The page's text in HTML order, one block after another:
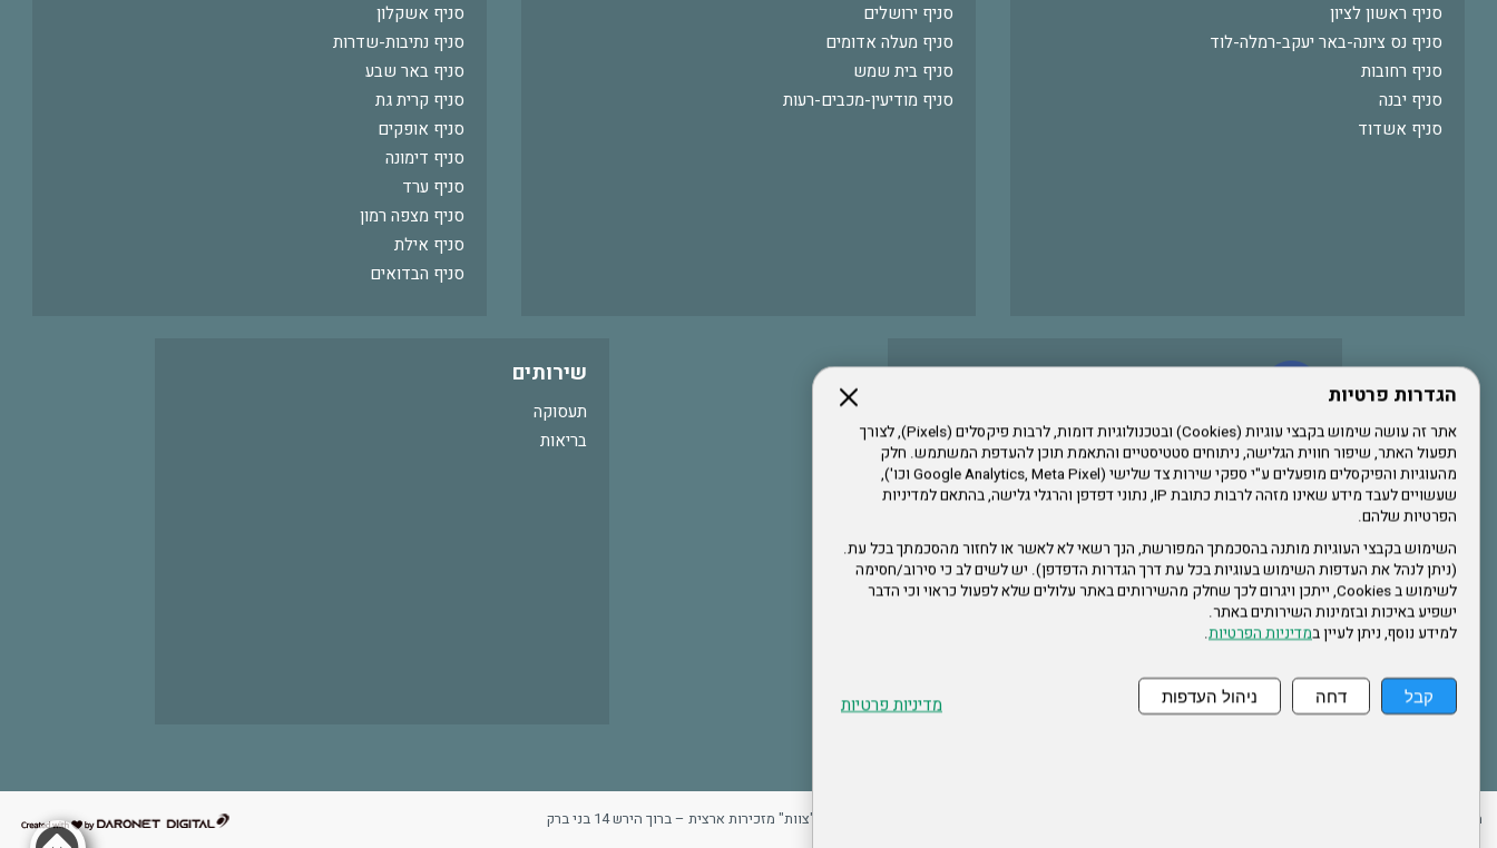
הגדרות פרטיות
אתר זה עושה שימוש בקבצי עוגיות (Cookies) ובטכנולוגיות דומות, לרבות פיקסלים (Pixels), לצורך
תפעול האתר, שיפור חווית הגלישה, ניתוחים סטטיסטיים והתאמת תוכן להעדפת המשתמש. חלק
מהעוגיות והפיקסלים מופעלים ע"י ספקי שירות צד שלישי (Google Analytics, Meta Pixel וכו'),
שעשויים לעבד מידע שאינו מזהה לרבות כתובת IP, נתוני דפדפן והרגלי גלישה, בהתאם למדיניות
הפרטיות שלהם.
השימוש בקבצי העוגיות מותנה בהסכמתך המפורשת, הנך רשאי לא לאשר או לחזור מהסכמתך בכל עת.
(ניתן לנהל את העדפות השימוש בעוגיות בכל עת דרך הגדרות הדפדפן). יש לשים לב כי סירוב/חסימה
לשימוש ב Cookies, ייתכן ויגרום לכך שחלק מהשירותים באתר עלולים שלא לפעול כראוי וכי הדבר
ישפיע באיכות ובזמינות השירותים באתר.
למידע נוסף, ניתן לעיין במדיניות הפרטיות.
קבל דחה ניהול העדפות מדיניות פרטיות
סניף ראשון לציון
סניף נס ציונה-באר יעקב-רמלה-לוד
סניף רחובות
סניף יבנה
סניף אשדוד
סניף ירושלים
סניף מעלה אדומים
סניף בית שמש
סניף מודיעין-מכבים-רעות
סניף אשקלון
סניף נתיבות-שדרות
סניף באר שבע
סניף קרית גת
סניף אופקים
סניף דימונה
סניף ערד
סניף מצפה רמון
סניף אילת
סניף הבדואים
הרשמו לערוץ היוטיוב שלנו
אתר צה"ל
שירותים
תעסוקה
בריאות
ההזמנות שלי ארגון "צוות" מזכירות ארצית – ברוך הירש 14 בני ברק